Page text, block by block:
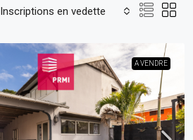
Inscriptions en vedette
A VENDRE